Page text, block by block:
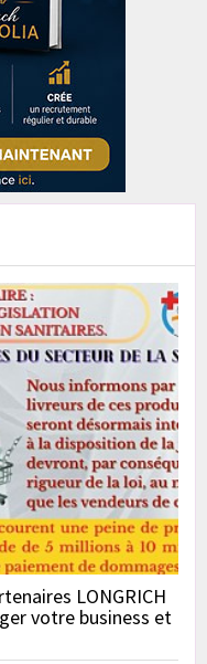
LONGRICH
votre business et